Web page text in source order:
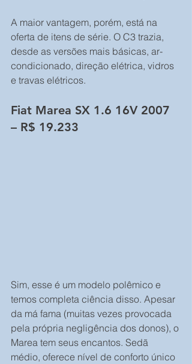
A maior vantagem, porém, está na
oferta de itens de série. O C3 trazia,
desde as versões mais básicas, ar-
condicionado, direção elétrica, vidros
e travas elétricos.
Fiat Marea SX 1.6 16V 2007
– R$ 19.233
Sim, esse é um modelo polêmico e
temos completa ciência disso. Apesar
da má fama (muitas vezes provocada
pela própria negligência dos donos), o
Marea tem seus encantos. Sedã
médio, oferece nível de conforto único